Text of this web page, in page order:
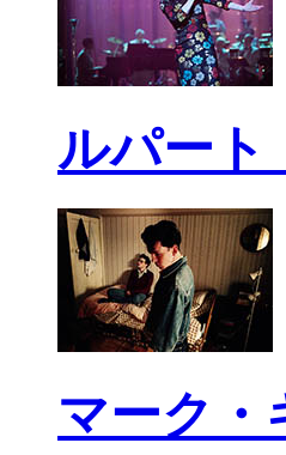
ルパート
マーク・